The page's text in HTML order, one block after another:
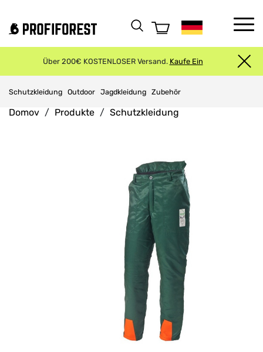
Über 200€ KOSTENLOSER Versand. Kaufe Ein
Schutzkleidung Outdoor Jagdkleidung Zubehör
Domov Produkte Schutzkleidung